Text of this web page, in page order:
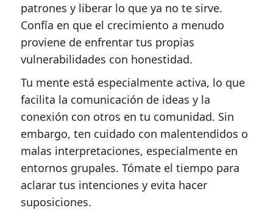
patrones y liberar lo que ya no te sirve.
Confía en que el crecimiento a menudo
proviene de enfrentar tus propias
vulnerabilidades con honestidad.
Tu mente está especialmente activa, lo que
facilita la comunicación de ideas y la
conexión con otros en tu comunidad. Sin
embargo, ten cuidado con malentendidos o
malas interpretaciones, especialmente en
entornos grupales. Tómate el tiempo para
aclarar tus intenciones y evita hacer
suposiciones.